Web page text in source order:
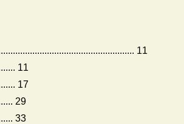
11
11
17
29
33